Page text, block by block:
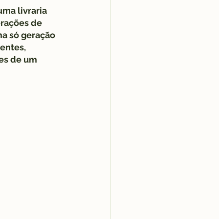
livraria
de
só geração
de um